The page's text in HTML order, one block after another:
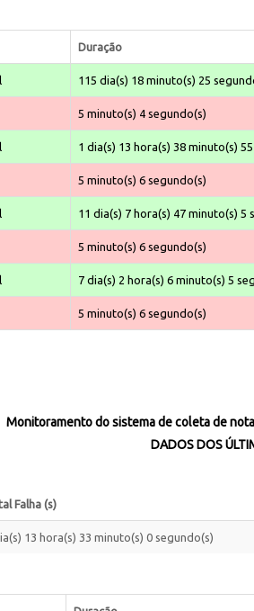
Duração
115 dia(s) 18 minuto(s) 25
5 minuto(s) 4 segundo(s)
1 dia(s) 13 hora(s) 38 minuto(s)
5 minuto(s) 6 segundo(s)
11 dia(s) 7 hora(s) 47 minuto(s) 5
5 minuto(s) 6 segundo(s)
7 dia(s) 2 hora(s) 6 minuto(s) 5
5 minuto(s) 6 segundo(s)
Monitoramento do sistema de coleta de
DADOS DOS
Falha (s)
13 hora(s) 33 minuto(s) 0 segundo(s)